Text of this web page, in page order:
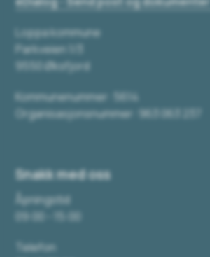
Loppa kommune
Parkveien 1/3
9550 Øksfjord
Kommunenummer: 5614
Organisasjonsnummer: 963 063 237
Snakk med oss
Åpningstid
09:00 - 15:00
Telefon